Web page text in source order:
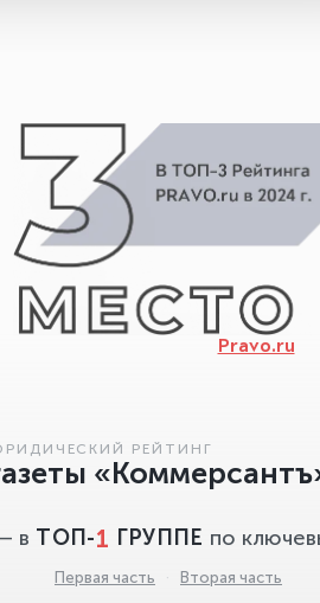
Pravo.ru
РЕЙТИНГ
в ТОП-1 ГРУППЕ по
Первая часть · Вторая часть